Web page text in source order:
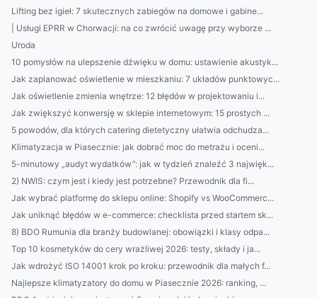
Lifting bez igieł: 7 skutecznych zabiegów na domowe i gabine...
| Usługi EPRR w Chorwacji: na co zwrócić uwagę przy wyborze ...
Uroda
10 pomysłów na ulepszenie dźwięku w domu: ustawienie akustyk...
Jak zaplanować oświetlenie w mieszkaniu: 7 układów punktowyc...
Jak oświetlenie zmienia wnętrze: 12 błędów w projektowaniu i...
Jak zwiększyć konwersję w sklepie internetowym: 15 prostych ...
5 powodów, dla których catering dietetyczny ułatwia odchudza...
Klimatyzacja w Piasecznie: jak dobrać moc do metrażu i oceni...
5-minutowy „audyt wydatków”: jak w tydzień znaleźć 3 najwięk...
2) NWIS: czym jest i kiedy jest potrzebne? Przewodnik dla fi...
Jak wybrać platformę do sklepu online: Shopify vs WooCommerc...
Jak uniknąć błędów w e-commerce: checklista przed startem sk...
8) BDO Rumunia dla branży budowlanej: obowiązki i klasy odpa...
Top 10 kosmetyków do cery wrażliwej 2026: testy, składy i ja...
Jak wdrożyć ISO 14001 krok po kroku: przewodnik dla małych f...
Najlepsze klimatyzatory do domu w Piasecznie 2026: ranking, ...